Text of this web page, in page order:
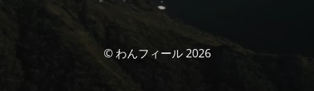
© わんフィール 2026